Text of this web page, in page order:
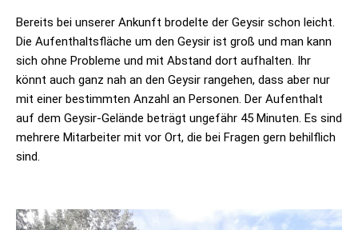
Bereits bei unserer Ankunft brodelte der Geysir schon leicht.
Die Aufenthaltsfläche um den Geysir ist groß und man kann
sich ohne Probleme und mit Abstand dort aufhalten. Ihr
könnt auch ganz nah an den Geysir rangehen, dass aber nur
mit einer bestimmten Anzahl an Personen. Der Aufenthalt
auf dem Geysir-Gelände beträgt ungefähr 45 Minuten. Es sind
mehrere Mitarbeiter mit vor Ort, die bei Fragen gern behilflich
sind.